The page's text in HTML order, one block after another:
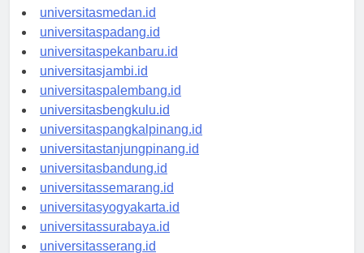
universitasaceh.id
universitasmedan.id
universitaspadang.id
universitaspekanbaru.id
universitasjambi.id
universitaspalembang.id
universitasbengkulu.id
universitaspangkalpinang.id
universitastanjungpinang.id
universitasbandung.id
universitassemarang.id
universitasyogyakarta.id
universitassurabaya.id